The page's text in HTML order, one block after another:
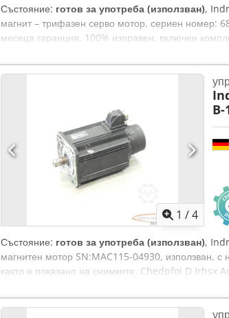
Състояние: готов за употреба (използван),
магнит – трифазен серво мотор, сериен номер:
месеца гаранция, 100% изправен, включен
договорените търговски отстъпки. Моля,
за разходите по опаковане и транспорт! Cedpfx
1 /4
B-
Състояние: готов за употреба (използван),
магнитен мотор SN:MAC115-04930, използван,
както е показано на снимките. Chedpfoi D Irhsx